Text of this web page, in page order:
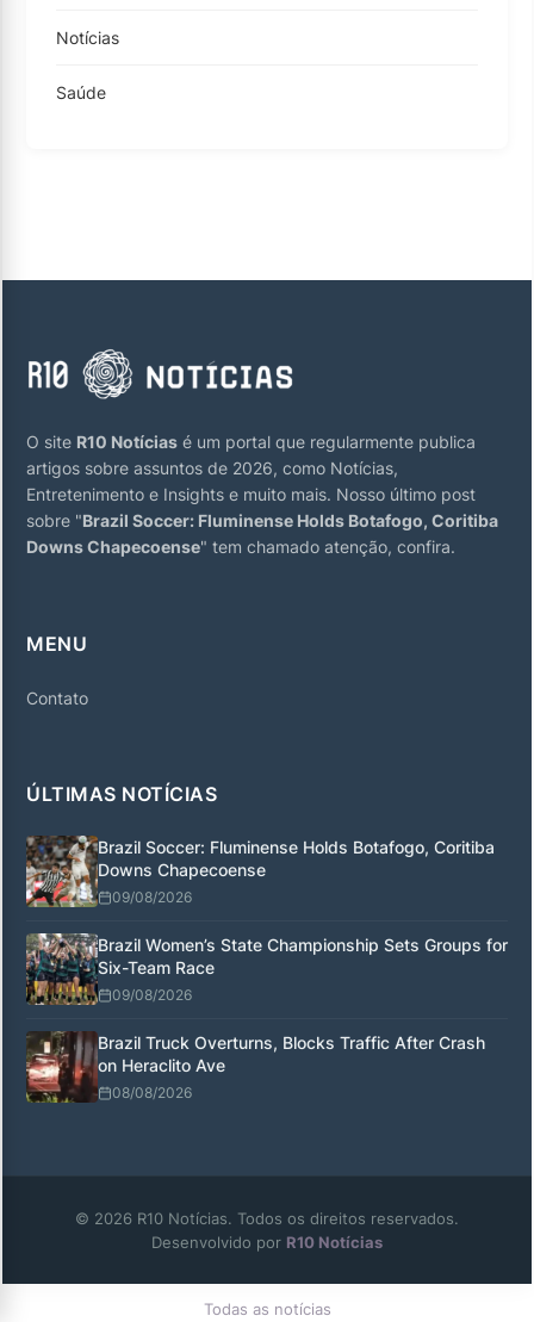
Notícias
Saúde
O site R10 Notícias é um portal que regularmente publica
artigos sobre assuntos de 2026, como Notícias,
Entretenimento e Insights e muito mais. Nosso último post
sobre "Brazil Soccer: Fluminense Holds Botafogo, Coritiba
Downs Chapecoense" tem chamado atenção, confira.
MENU
Contato
ÚLTIMAS NOTÍCIAS
Brazil Soccer: Fluminense Holds Botafogo, Coritiba
Downs Chapecoense
09/08/2026
Brazil Women’s State Championship Sets Groups for
Six-Team Race
09/08/2026
Brazil Truck Overturns, Blocks Traffic After Crash
on Heraclito Ave
08/08/2026
© 2026 R10 Notícias. Todos os direitos reservados.
Desenvolvido por R10 Notícias
Todas as notícias